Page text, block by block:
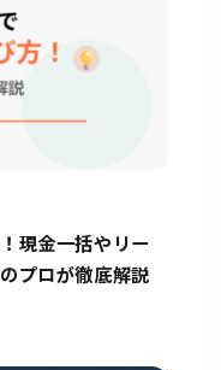
現金一括やリー
プロが徹底解説